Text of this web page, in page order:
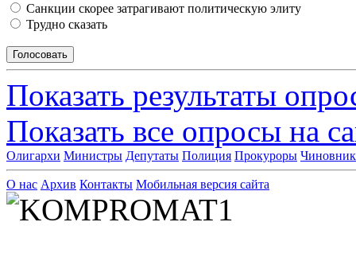
Санкции скорее затрагивают политическую элиту
Трудно сказать
Показать результаты
Показать все опросы на
Олигархи Министры Депутаты Полиция Прокуроры
О нас Архив Контакты Мобильная версия сайта